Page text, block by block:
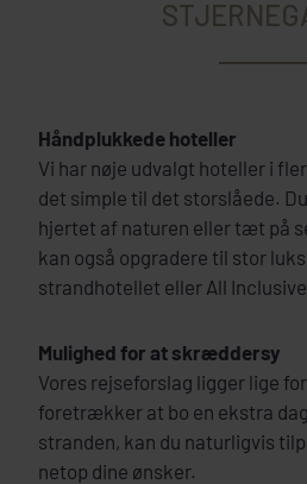
Håndplukkede hoteller
Vi har nøje udvalgt hoteller i
det simple til det storslåede.
hjertet af naturen eller tæt på
kan også opgradere til stor
strandhotellet eller All
Mulighed for at skræddersy
Vores rejseforslag ligger lige
foretrækker at bo en ekstra
stranden, kan du naturligvis
netop dine ønsker.